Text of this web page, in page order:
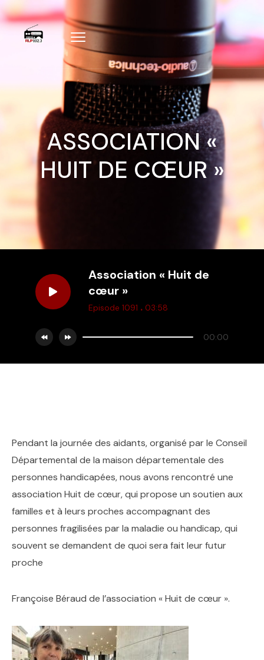
ASSOCIATION «
HUIT DE CŒUR »
Association « Huit de
cœur »
Episode 1091 . 03:58
00:00
Pendant la journée des aidants, organisé par le Conseil
Départemental de la maison départementale des
personnes handicapées, nous avons rencontré une
association Huit de cœur, qui propose un soutien aux
familles et à leurs proches accompagnant des
personnes fragilisées par la maladie ou handicap, qui
souvent se demandent de quoi sera fait leur futur
proche
Françoise Béraud de l’association « Huit de cœur ».